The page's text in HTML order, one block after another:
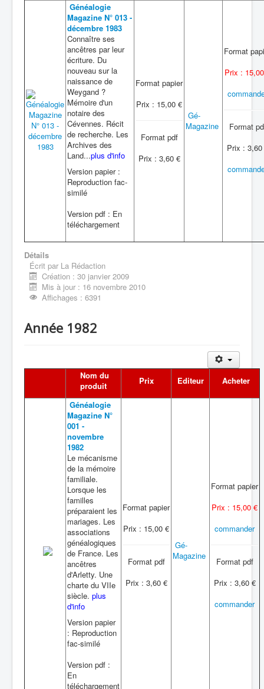
Généalogie
Magazine N° 013 -
décembre 1983
Connaître ses
ancêtres par leur
écriture. Du
nouveau sur la
naissance de
Weygand ?
Mémoire d'un
notaire des
Cévennes. Récit
de recherche. Les
Archives des
Land...plus d'info
Version papier :
Reproduction fac-
similé
Version pdf : En
téléchargement
Format papier
Prix : 15,00 €
Format pdf
Prix : 3,60 €
Gé-
Magazine
Format
Prix :
Format
Prix : 3,60
Détails
Écrit par La Rédaction
Création : 30 janvier 2009
Mis à jour : 16 novembre 2010
Affichages : 6391
Année 1982
Nom du
produit
Prix Editeur Acheter
Généalogie
Magazine N°
001 -
novembre
1982
Le mécanisme
de la mémoire
familiale.
Lorsque les
familles
préparaient les
mariages. Les
associations
généalogiques
de France. Les
ancêtres
d'Arletty. Une
charte du VIIe
siècle. plus
d'info
Version papier
: Reproduction
fac-similé
Version pdf :
En
téléchargement
Format papier
Prix : 15,00 €
Format pdf
Prix : 3,60 €
Gé-
Magazine
Format papier
Prix : 15,00 €
commander
Format pdf
Prix : 3,60 €
commander